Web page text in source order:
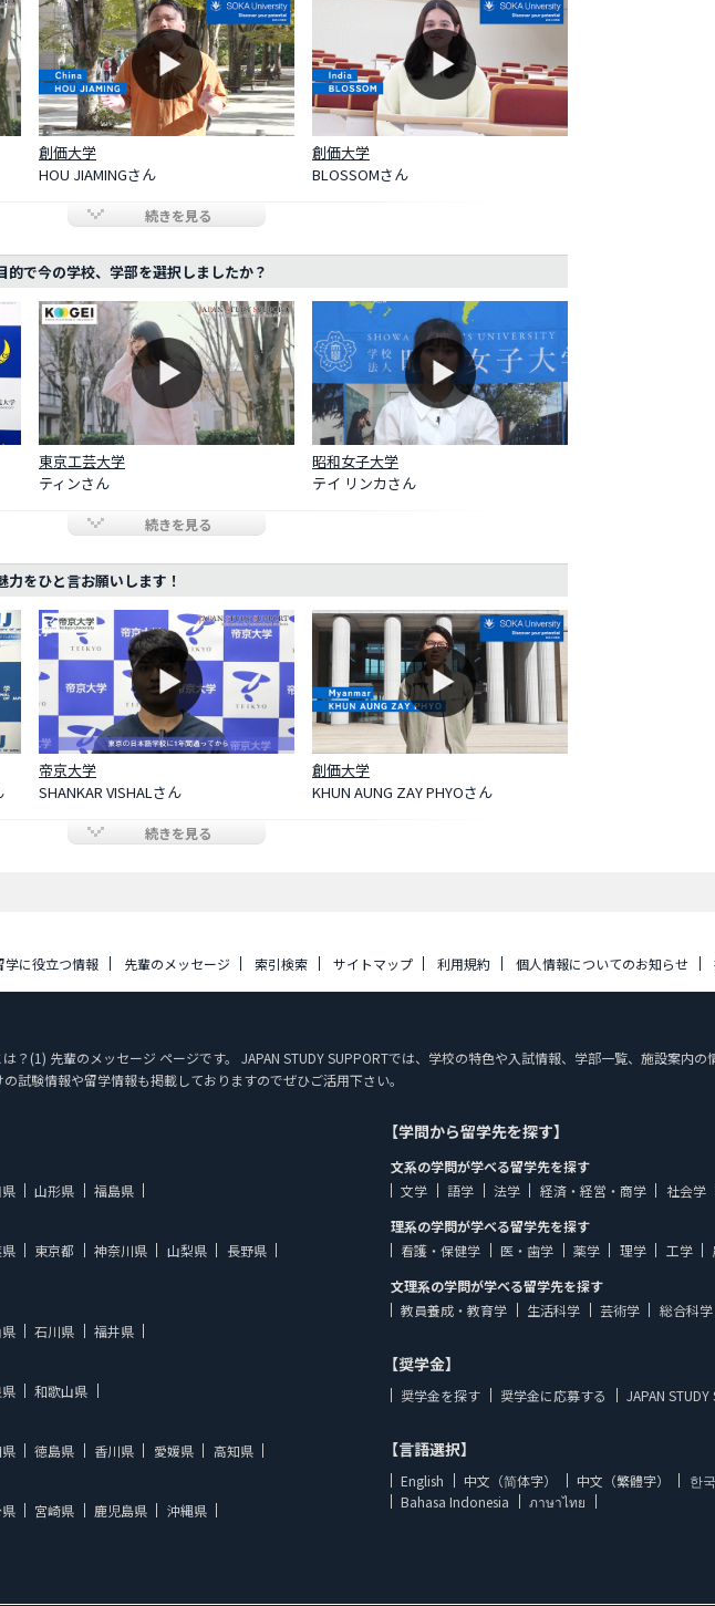
創価大学
HOU JIAMINGさん
創価大学
BLOSSOMさん
続きを見る
的で今の学校、学部を選択しましたか？
東京工芸大学
ティンさん
昭和女子大学
テイ リンカさん
続きを見る
力をひと言お願いします！
帝京大学
SHANKAR VISHALさん
創価大学
KHUN AUNG ZAY PHYOさん
続きを見る
学に役立つ情報 先輩のメッセージ 索引検索 サイトマップ 利用規約 個人情報についてのお知らせ
？(1) 先輩のメッセージ ページです。 JAPAN STUDY SUPPORTでは、学校の特色や入試情報、学部一覧、施設案内の
試験情報や留学情報も掲載しておりますのでぜひご活用下さい。
山形県
福島県
東京都 神奈川県 山梨県
長野県
石川県
福井県
和歌山県
徳島県 香川県 愛媛県
高知県
宮崎県 鹿児島県 沖縄県
【学問から留学先を探す】
文系の学問が学べる留学先を探す
文学
語学 法学 経済・経営・商学 社会学
理系の学問が学べる留学先を探す
看護・保健学
医・歯学 薬学 理学 工学
文理系の学問が学べる留学先を探す
教員養成・教育学
生活科学 芸術学 総合科学
【奨学金】
奨学金を探す 奨学金に応募する JAPAN
【言語選択】
English 中文（简体字） 中文（繁體字） 한
Bahasa Indonesia
ภาษาไทย